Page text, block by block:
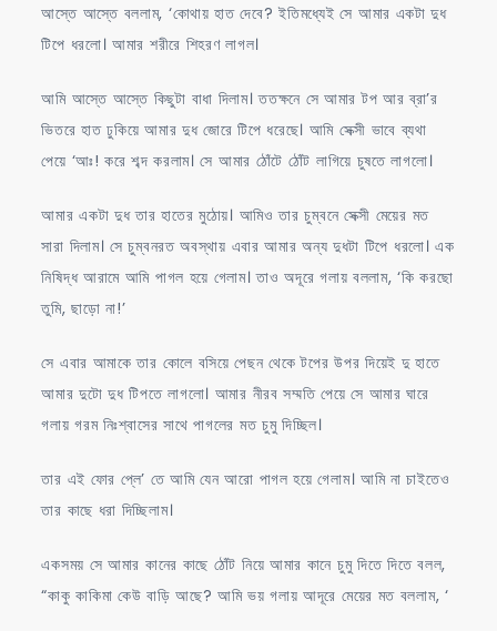
আস্তে আস্তে বললাম, ‘কোথায় হাত দেবে? ইতিমধ্যেই সে আমার একটা দুধ
টিপে ধরলো। আমার শরীরে শিহরণ লাগল।
আমি আস্তে আস্তে কিছুটা বাধা দিলাম। ততক্ষনে সে আমার টপ আর ব্রা’র
ভিতরে হাত ঢুকিয়ে আমার দুধ জোরে টিপে ধরেছে। আমি সেক্সী ভাবে ব্যথা
পেয়ে ‘আঃ! করে শব্দ করলাম। সে আমার ঠোঁটে ঠোঁট লাগিয়ে চুষতে লাগলো।
আমার একটা দুধ তার হাতের মুঠোয়। আমিও তার চুম্বনে সেক্সী মেয়ের মত
সারা দিলাম। সে চুম্বনরত অবস্থায় এবার আমার অন্য দুধটা টিপে ধরলো। এক
নিষিদ্ধ আরামে আমি পাগল হয়ে গেলাম। তাও অদূরে গলায় বললাম, ‘কি করছো
তুমি, ছাড়ো না!’
সে এবার আমাকে তার কোলে বসিয়ে পেছন থেকে টপের উপর দিয়েই দু হাতে
আমার দুটো দুধ টিপতে লাগলো। আমার নীরব সম্মতি পেয়ে সে আমার ঘারে
গলায় গরম নিঃশ্বাসের সাথে পাগলের মত চুমু দিচ্ছিল।
তার এই ফোর প্লে’ তে আমি যেন আরো পাগল হয়ে গেলাম। আমি না চাইতেও
তার কাছে ধরা দিচ্ছিলাম।
একসময় সে আমার কানের কাছে ঠোঁট নিয়ে আমার কানে চুমু দিতে দিতে বলল,
“কাকু কাকিমা কেউ বাড়ি আছে? আমি ভয় গলায় আদূরে মেয়ের মত বললাম, ‘